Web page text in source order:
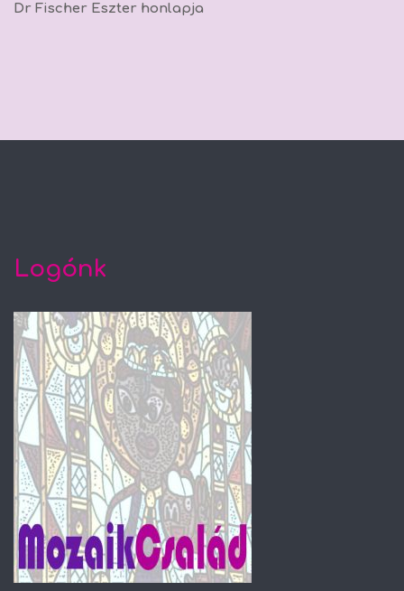
Dr Fischer Eszter honlapja
Logónk